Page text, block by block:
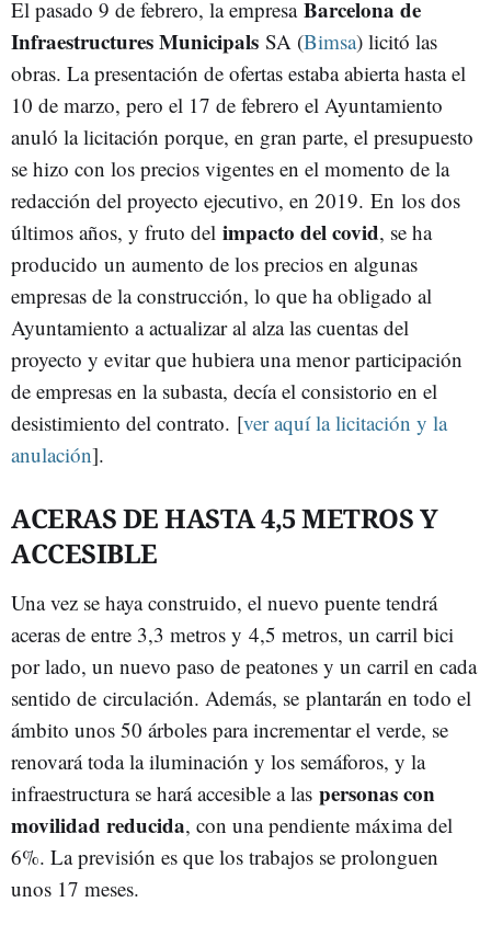
El pasado 9 de febrero, la empresa Barcelona de
Infraestructures Municipals SA (Bimsa) licitó las
obras. La presentación de ofertas estaba abierta hasta el
10 de marzo, pero el 17 de febrero el Ayuntamiento
anuló la licitación porque, en gran parte, el presupuesto
se hizo con los precios vigentes en el momento de la
redacción del proyecto ejecutivo, en 2019. En los dos
últimos años, y fruto del impacto del covid, se ha
producido un aumento de los precios en algunas
empresas de la construcción, lo que ha obligado al
Ayuntamiento a actualizar al alza las cuentas del
proyecto y evitar que hubiera una menor participación
de empresas en la subasta, decía el consistorio en el
desistimiento del contrato. [ver aquí la licitación y la
anulación].
ACERAS DE HASTA 4,5 METROS Y
ACCESIBLE
Una vez se haya construido, el nuevo puente tendrá
aceras de entre 3,3 metros y 4,5 metros, un carril bici
por lado, un nuevo paso de peatones y un carril en cada
sentido de circulación. Además, se plantarán en todo el
ámbito unos 50 árboles para incrementar el verde, se
renovará toda la iluminación y los semáforos, y la
infraestructura se hará accesible a las personas con
movilidad reducida, con una pendiente máxima del
6%. La previsión es que los trabajos se prolonguen
unos 17 meses.